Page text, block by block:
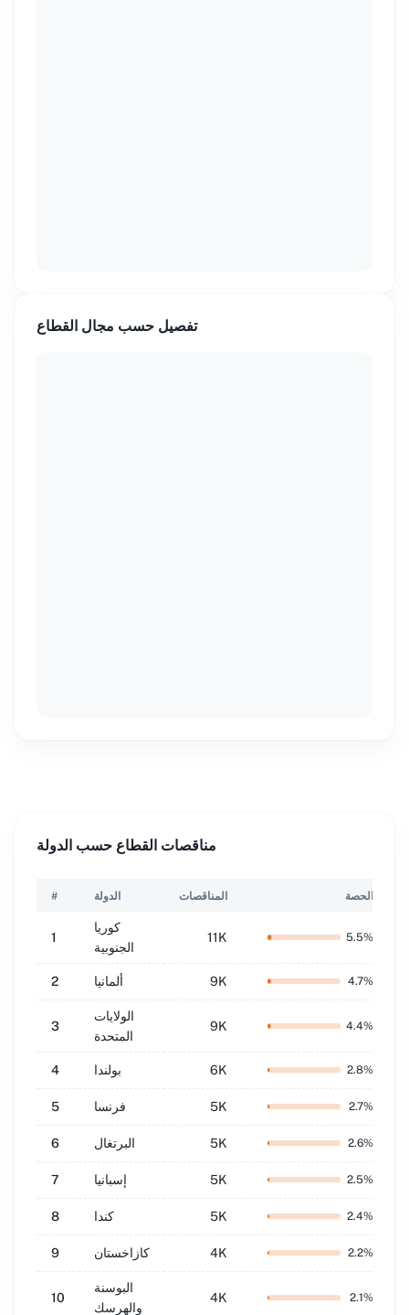
تفصيل حسب مجال القطاع
مناقصات القطاع حسب الدولة
# الدولة المناقصات الحصة
1
كوريا
الجنوبية
11K 5.5%
2 ألمانيا 9K 4.7%
3
الولايات
المتحدة
9K 4.4%
4 بولندا 6K 2.8%
5 فرنسا 5K 2.7%
6 البرتغال 5K 2.6%
7 إسبانيا 5K 2.5%
8 كندا 5K 2.4%
9 كازاخستان 4K 2.2%
10
البوسنة
والهرسك
4K 2.1%